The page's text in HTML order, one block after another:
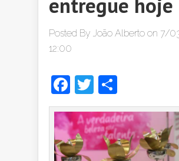
entregue hoje
Posted By João Alberto on 7/
12:00
Facebook
Twitter